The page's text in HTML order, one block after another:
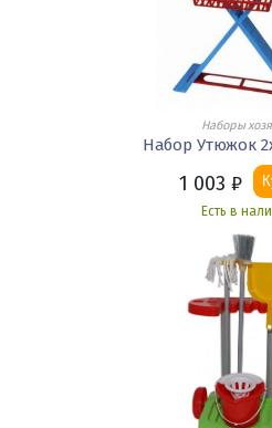
Наборы
Набор Утюжок
1 003 ₽
Есть в